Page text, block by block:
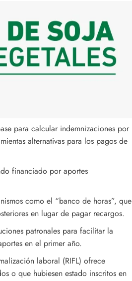
para calcular indemnizaciones por
alternativas para los pagos de
financiado por aportes
como el “banco de horas”, que
en lugar de pagar recargos.
patronales para facilitar la
en el primer año.
laboral (RIFL) ofrece
o que hubiesen estado inscritos en